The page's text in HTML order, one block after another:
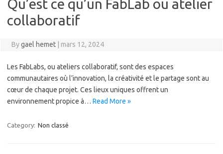
Qu’est ce qu’un FabLab ou atelier
collaboratif
Bygael hemet mars 12, 2024
Les FabLabs, ou ateliers collaboratif, sont des espaces
communautaires où l’innovation, la créativité et le partage sont au
cœur de chaque projet. Ces lieux uniques offrent un
environnement propice à… Read More »
Category: Non classé